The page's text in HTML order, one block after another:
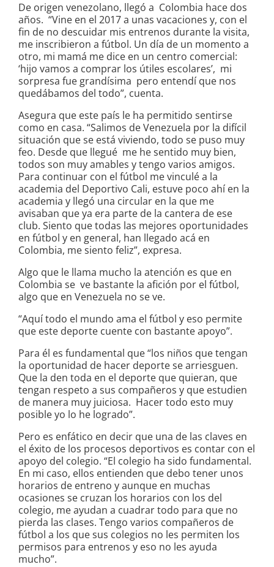
De origen venezolano, llegó a Colombia hace dos
años. “Vine en el 2017 a unas vacaciones y, con el
fin de no descuidar mis entrenos durante la visita,
me inscribieron a fútbol. Un día de un momento a
otro, mi mamá me dice en un centro comercial:
‘hijo vamos a comprar los útiles escolares’, mi
sorpresa fue grandísima pero entendí que nos
quedábamos del todo”, cuenta.
Asegura que este país le ha permitido sentirse
como en casa. “Salimos de Venezuela por la difícil
situación que se está viviendo, todo se puso muy
feo. Desde que llegué me he sentido muy bien,
todos son muy amables y tengo varios amigos.
Para continuar con el fútbol me vinculé a la
academia del Deportivo Cali, estuve poco ahí en la
academia y llegó una circular en la que me
avisaban que ya era parte de la cantera de ese
club. Siento que todas las mejores oportunidades
en fútbol y en general, han llegado acá en
Colombia, me siento feliz”, expresa.
Algo que le llama mucho la atención es que en
Colombia se ve bastante la afición por el fútbol,
algo que en Venezuela no se ve.
“Aquí todo el mundo ama el fútbol y eso permite
que este deporte cuente con bastante apoyo”.
Para él es fundamental que “los niños que tengan
la oportunidad de hacer deporte se arriesguen.
Que la den toda en el deporte que quieran, que
tengan respeto a sus compañeros y que estudien
de manera muy juiciosa. Hacer todo esto muy
posible yo lo he logrado”.
Pero es enfático en decir que una de las claves en
el éxito de los procesos deportivos es contar con el
apoyo del colegio. “El colegio ha sido fundamental.
En mi caso, ellos entienden que debo tener unos
horarios de entreno y aunque en muchas
ocasiones se cruzan los horarios con los del
colegio, me ayudan a cuadrar todo para que no
pierda las clases. Tengo varios compañeros de
fútbol a los que sus colegios no les permiten los
permisos para entrenos y eso no les ayuda
mucho”.